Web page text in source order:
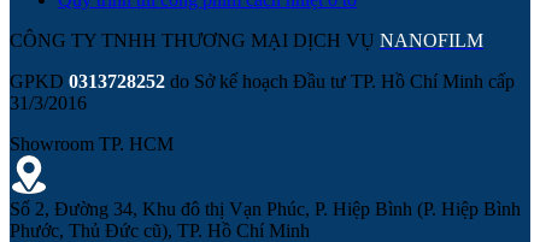
CÔNG TY TNHH THƯƠNG MẠI DỊCH VỤ NANOFILM
GPKD 0313728252 do Sở kế hoạch Đầu tư TP. Hồ Chí Minh cấp
31/3/2016
Showroom TP. HCM
Số 2, Đường 34, Khu đô thị Vạn Phúc, P. Hiệp Bình (P. Hiệp Bình
Phước, Thủ Đức cũ), TP. Hồ Chí Minh